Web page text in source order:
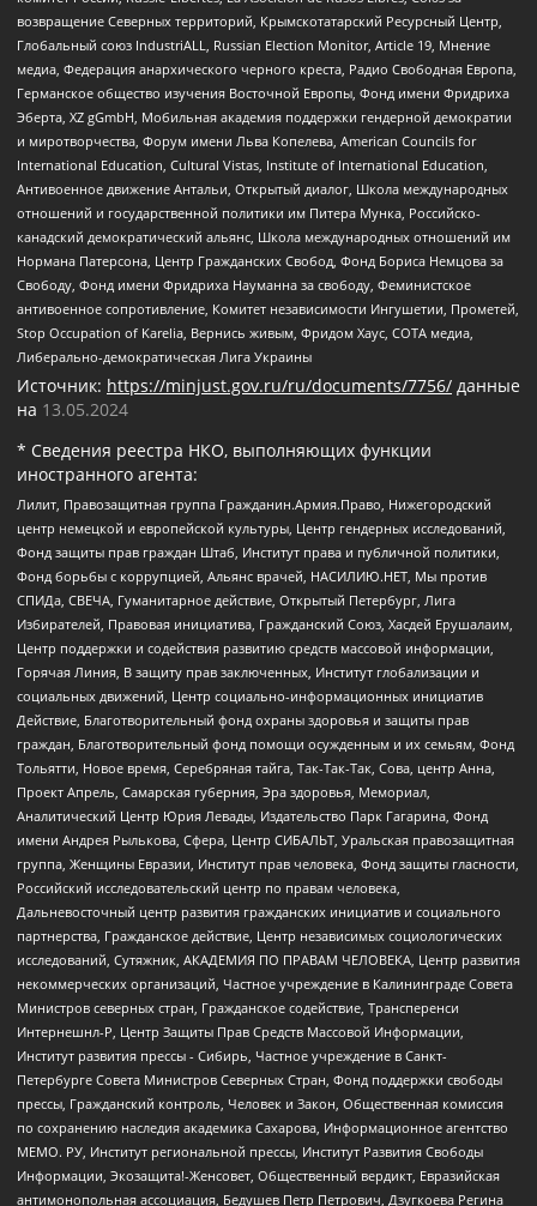
возвращение Северных территорий, Крымскотатарский Ресурсный Центр,
Глобальный союз IndustriALL, Russian Election Monitor, Article 19, Мнение
медиа, Федерация анархического черного креста, Радио Свободная Европа,
Германское общество изучения Восточной Европы, Фонд имени Фридриха
Эберта, XZ gGmbH, Мобильная академия поддержки гендерной демократии
и миротворчества, Форум имени Льва Копелева, American Councils for
International Education, Cultural Vistas, Institute of International Education,
Антивоенное движение Антальи, Открытый диалог, Школа международных
отношений и государственной политики им Питера Мунка, Российско-
канадский демократический альянс, Школа международных отношений им
Нормана Патерсона, Центр Гражданских Свобод, Фонд Бориса Немцова за
Свободу, Фонд имени Фридриха Науманна за свободу, Феминистское
антивоенное сопротивление, Комитет независимости Ингушетии, Прометей,
Stop Occupation of Karelia, Вернись живым, Фридом Хаус, СОТА медиа,
Либерально-демократическая Лига Украины
Источник: https://minjust.gov.ru/ru/documents/7756/ данные
на 13.05.2024
* Сведения реестра НКО, выполняющих функции
иностранного агента:
Лилит, Правозащитная группа Гражданин.Армия.Право, Нижегородский
центр немецкой и европейской культуры, Центр гендерных исследований,
Фонд защиты прав граждан Штаб, Институт права и публичной политики,
Фонд борьбы с коррупцией, Альянс врачей, НАСИЛИЮ.НЕТ, Мы против
СПИДа, СВЕЧА, Гуманитарное действие, Открытый Петербург, Лига
Избирателей, Правовая инициатива, Гражданский Союз, Хасдей Ерушалаим,
Центр поддержки и содействия развитию средств массовой информации,
Горячая Линия, В защиту прав заключенных, Институт глобализации и
социальных движений, Центр социально-информационных инициатив
Действие, Благотворительный фонд охраны здоровья и защиты прав
граждан, Благотворительный фонд помощи осужденным и их семьям, Фонд
Тольятти, Новое время, Серебряная тайга, Так-Так-Так, Сова, центр Анна,
Проект Апрель, Самарская губерния, Эра здоровья, Мемориал,
Аналитический Центр Юрия Левады, Издательство Парк Гагарина, Фонд
имени Андрея Рылькова, Сфера, Центр СИБАЛЬТ, Уральская правозащитная
группа, Женщины Евразии, Институт прав человека, Фонд защиты гласности,
Российский исследовательский центр по правам человека,
Дальневосточный центр развития гражданских инициатив и социального
партнерства, Гражданское действие, Центр независимых социологических
исследований, Сутяжник, АКАДЕМИЯ ПО ПРАВАМ ЧЕЛОВЕКА, Центр развития
некоммерческих организаций, Частное учреждение в Калининграде Совета
Министров северных стран, Гражданское содействие, Трансперенси
Интернешнл-Р, Центр Защиты Прав Средств Массовой Информации,
Институт развития прессы - Сибирь, Частное учреждение в Санкт-
Петербурге Совета Министров Северных Стран, Фонд поддержки свободы
прессы, Гражданский контроль, Человек и Закон, Общественная комиссия
по сохранению наследия академика Сахарова, Информационное агентство
МЕМО. РУ, Институт региональной прессы, Институт Развития Свободы
Информации, Экозащита!-Женсовет, Общественный вердикт, Евразийская
антимонопольная ассоциация, Бедушев Петр Петрович, Дзугкоева Регина